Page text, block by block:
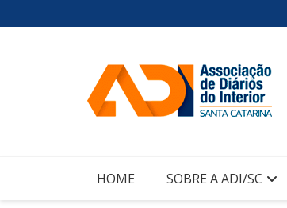
para
HOME SOBRE A ADI/SC